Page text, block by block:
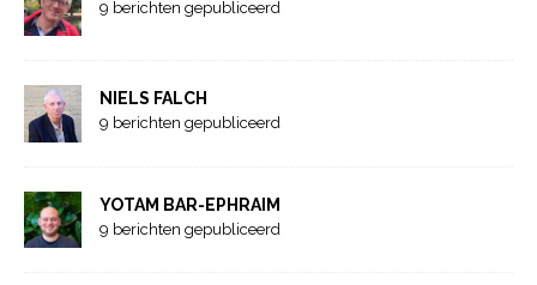
9 berichten gepubliceerd
NIELS FALCH
9 berichten gepubliceerd
YOTAM BAR-EPHRAIM
9 berichten gepubliceerd